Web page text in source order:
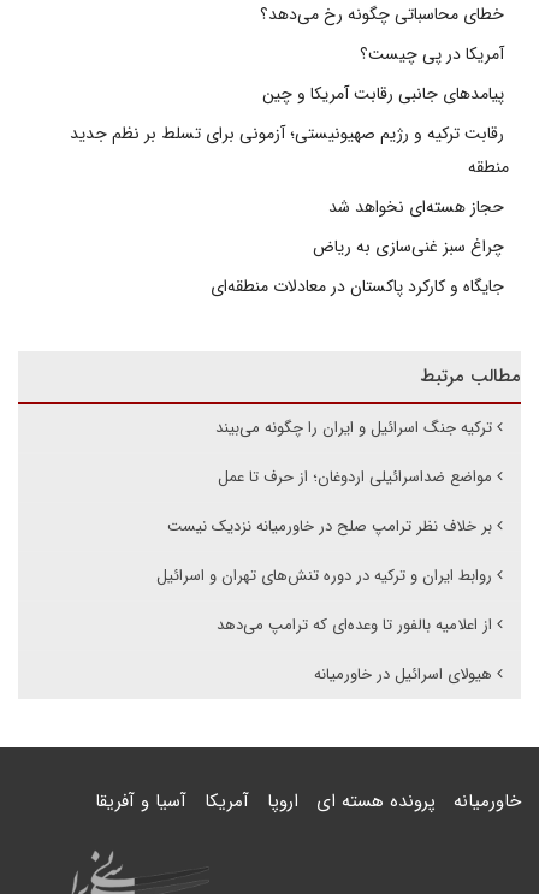
خطای محاسباتی چگونه رخ می‌دهد؟
آمریکا در پی چیست؟
پیامدهای جانبی رقابت آمریکا و چین
رقابت ترکیه و رژیم صهیونیستی؛ آزمونی برای تسلط بر نظم جدید
منطقه
حجاز هسته‌ای نخواهد شد
چراغ سبز غنی‌سازی به ریاض
جایگاه و کارکرد پاکستان در معادلات منطقه‌ای
مطالب مرتبط
ترکیه جنگ اسرائیل و ایران را چگونه می‌بیند
مواضع ضداسرائیلی اردوغان؛ از حرف تا عمل
بر خلاف نظر ترامپ صلح در خاورمیانه نزدیک نیست
روابط ایران و ترکیه در دوره تنش‌های تهران و اسرائیل
از اعلامیه بالفور تا وعده‌ای که ترامپ می‌دهد
هیولای اسرائیل در خاورمیانه
خاورمیانه پرونده هسته ای اروپا آمریکا آسیا و آفریقا